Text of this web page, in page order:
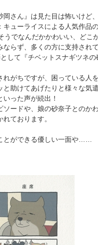
岡さん』は見た目は怖いけ
ューライスによる人気作品の
うでなんだかかわいい、ど
らず、多くの方に支持されて
して『チベットスナギツネ
れがちですが、困っている人
と助けてあげたりと様々な気
った声が続出！
ードや、娘の砂奈子とのか
ております。
ができる優しい一面や……